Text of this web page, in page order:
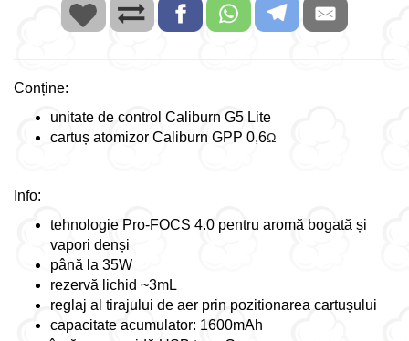
Conține:
unitate de control Caliburn G5 Lite
cartuș atomizor Caliburn GPP 0,6Ω
Info:
tehnologie Pro-FOCS 4.0 pentru aromă bogată și
vapori denși
până la 35W
rezervă lichid ~3mL
reglaj al tirajului de aer prin pozitionarea cartușului
capacitate acumulator: 1600mAh